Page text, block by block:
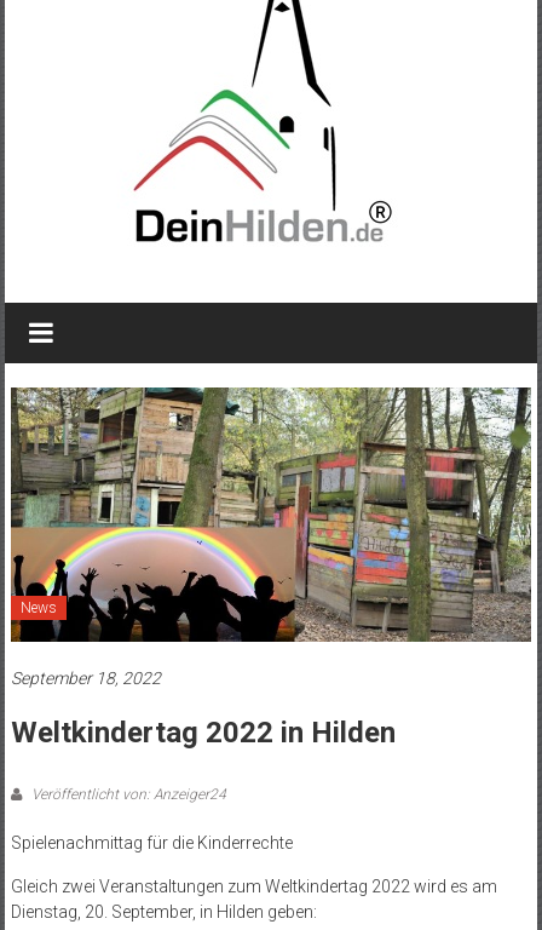
News
September 18, 2022
Weltkindertag 2022 in Hilden
Veröffentlicht von: Anzeiger24
Spielenachmittag für die Kinderrechte
Gleich zwei Veranstaltungen zum Weltkindertag 2022 wird es am
Dienstag, 20. September, in Hilden geben: